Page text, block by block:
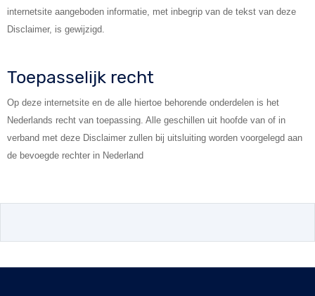
internetsite aangeboden informatie, met inbegrip van de tekst van deze
Disclaimer, is gewijzigd.
Toepasselijk recht
Op deze internetsite en de alle hiertoe behorende onderdelen is het
Nederlands recht van toepassing. Alle geschillen uit hoofde van of in
verband met deze Disclaimer zullen bij uitsluiting worden voorgelegd aan
de bevoegde rechter in Nederland